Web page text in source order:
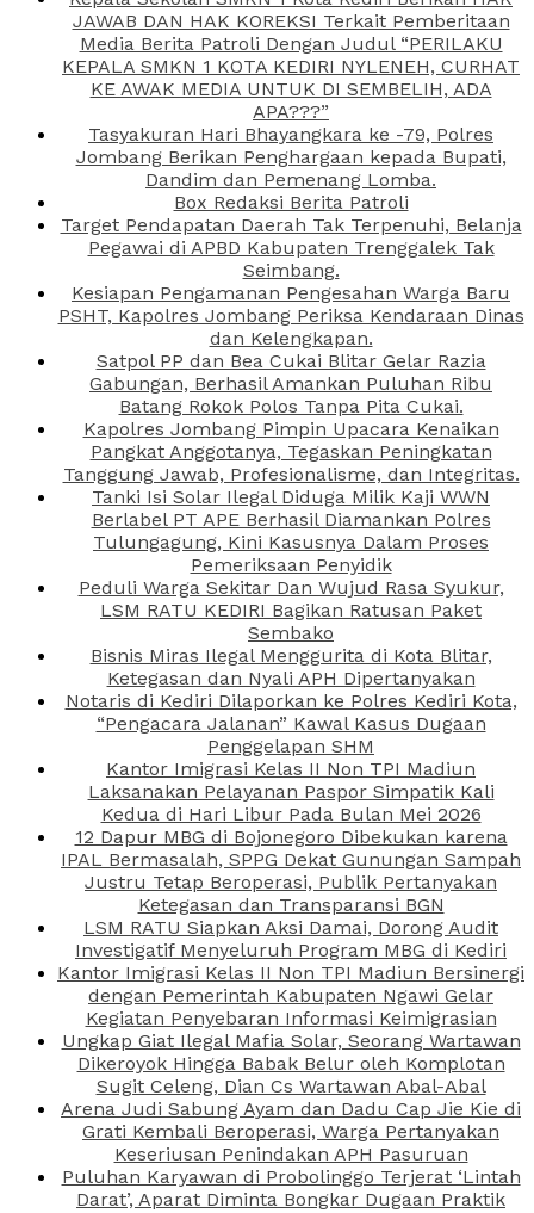
JAWAB DAN HAK KOREKSI Terkait Pemberitaan
Media Berita Patroli Dengan Judul “PERILAKU
KEPALA SMKN 1 KOTA KEDIRI NYLENEH, CURHAT
KE AWAK MEDIA UNTUK DI SEMBELIH, ADA
APA???”
Tasyakuran Hari Bhayangkara ke -79, Polres
Jombang Berikan Penghargaan kepada Bupati,
Dandim dan Pemenang Lomba.
Box Redaksi Berita Patroli
Target Pendapatan Daerah Tak Terpenuhi, Belanja
Pegawai di APBD Kabupaten Trenggalek Tak
Seimbang.
Kesiapan Pengamanan Pengesahan Warga Baru
PSHT, Kapolres Jombang Periksa Kendaraan Dinas
dan Kelengkapan.
Satpol PP dan Bea Cukai Blitar Gelar Razia
Gabungan, Berhasil Amankan Puluhan Ribu
Batang Rokok Polos Tanpa Pita Cukai.
Kapolres Jombang Pimpin Upacara Kenaikan
Pangkat Anggotanya, Tegaskan Peningkatan
Tanggung Jawab, Profesionalisme, dan Integritas.
Tanki Isi Solar Ilegal Diduga Milik Kaji WWN
Berlabel PT APE Berhasil Diamankan Polres
Tulungagung, Kini Kasusnya Dalam Proses
Pemeriksaan Penyidik
Peduli Warga Sekitar Dan Wujud Rasa Syukur,
LSM RATU KEDIRI Bagikan Ratusan Paket
Sembako
Bisnis Miras Ilegal Menggurita di Kota Blitar,
Ketegasan dan Nyali APH Dipertanyakan
Notaris di Kediri Dilaporkan ke Polres Kediri Kota,
“Pengacara Jalanan” Kawal Kasus Dugaan
Penggelapan SHM
Kantor Imigrasi Kelas II Non TPI Madiun
Laksanakan Pelayanan Paspor Simpatik Kali
Kedua di Hari Libur Pada Bulan Mei 2026
12 Dapur MBG di Bojonegoro Dibekukan karena
IPAL Bermasalah, SPPG Dekat Gunungan Sampah
Justru Tetap Beroperasi, Publik Pertanyakan
Ketegasan dan Transparansi BGN
LSM RATU Siapkan Aksi Damai, Dorong Audit
Investigatif Menyeluruh Program MBG di Kediri
Kantor Imigrasi Kelas II Non TPI Madiun Bersinergi
dengan Pemerintah Kabupaten Ngawi Gelar
Kegiatan Penyebaran Informasi Keimigrasian
Ungkap Giat Ilegal Mafia Solar, Seorang Wartawan
Dikeroyok Hingga Babak Belur oleh Komplotan
Sugit Celeng, Dian Cs Wartawan Abal-Abal
Arena Judi Sabung Ayam dan Dadu Cap Jie Kie di
Grati Kembali Beroperasi, Warga Pertanyakan
Keseriusan Penindakan APH Pasuruan
Puluhan Karyawan di Probolinggo Terjerat ‘Lintah
Darat’, Aparat Diminta Bongkar Dugaan Praktik